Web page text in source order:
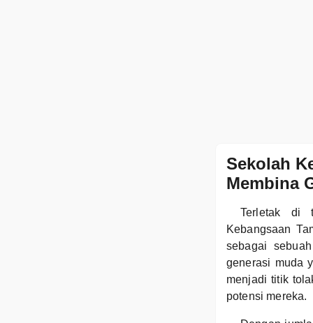
Sekolah
Membina
Terletak di
Kebangsaan
sebagai
generasi muda
menjadi titik
potensi mereka.